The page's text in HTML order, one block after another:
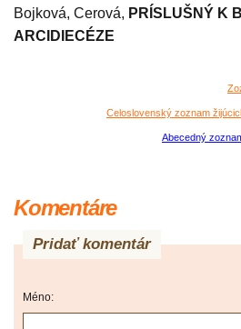
Bojková, Cerová, PRÍSLUŠNÝ K
ARCIDIECÉZE
Celoslovenský zoznam
Abecedný
Komentáre
Pridať komentár
Méno: